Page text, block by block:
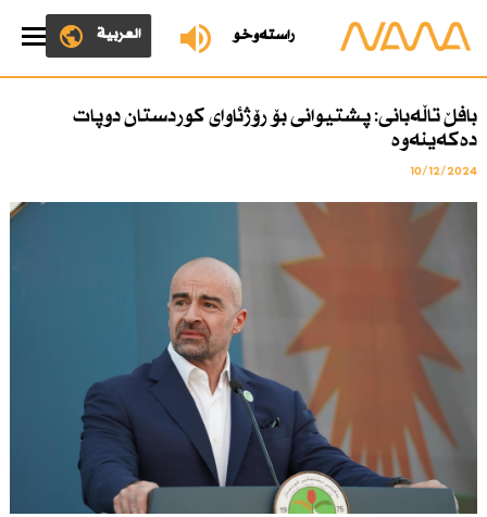
ڕاستەوخۆ العربية
بافڵ تاڵەبانی: پشتیوانی بۆ رۆژئاوای كوردستان دوپات
دەكەینەوە
10/12/2024